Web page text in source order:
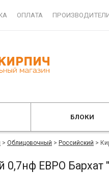
ОПЛАТА
БЛОКИ
> Облицовочный > Российский >
0,7нф ЕВРО